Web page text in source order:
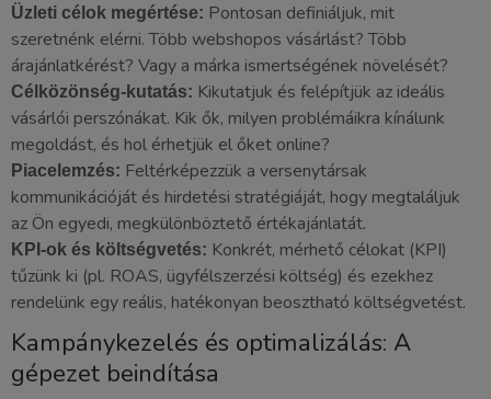
Üzleti célok megértése: Pontosan definiáljuk, mit
szeretnénk elérni. Több webshopos vásárlást? Több
árajánlatkérést? Vagy a márka ismertségének növelését?
Célközönség-kutatás: Kikutatjuk és felépítjük az ideális
vásárlói perszónákat. Kik ők, milyen problémáikra kínálunk
megoldást, és hol érhetjük el őket online?
Piacelemzés: Feltérképezzük a versenytársak
kommunikációját és hirdetési stratégiáját, hogy megtaláljuk
az Ön egyedi, megkülönböztető értékajánlatát.
KPI-ok és költségvetés: Konkrét, mérhető célokat (KPI)
tűzünk ki (pl. ROAS, ügyfélszerzési költség) és ezekhez
rendelünk egy reális, hatékonyan beosztható költségvetést.
Kampánykezelés és optimalizálás: A
gépezet beindítása